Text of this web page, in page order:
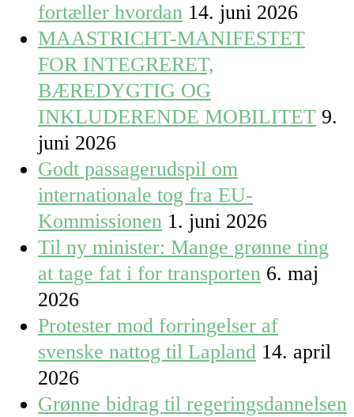
fortæller hvordan 14. juni 2026
MAASTRICHT-MANIFESTET
FOR INTEGRERET,
BÆREDYGTIG OG
INKLUDERENDE MOBILITET 9.
juni 2026
Godt passagerudspil om
internationale tog fra EU-
Kommissionen 1. juni 2026
Til ny minister: Mange grønne ting
at tage fat i for transporten 6. maj
2026
Protester mod forringelser af
svenske nattog til Lapland 14. april
2026
Grønne bidrag til regeringsdannelsen